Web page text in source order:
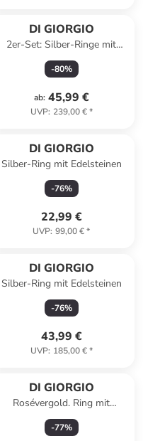
DI GIORGIO
2er-Set: Silber-Ringe mit
Edelsteinen
-80%
ab: 45,99 €
UVP: 239,00 €*
DI GIORGIO
Silber-Ring mit Edelsteinen
-76%
22,99 €
UVP: 99,00 €*
DI GIORGIO
Silber-Ring mit Edelsteinen
-76%
43,99 €
UVP: 185,00 €*
DI GIORGIO
Rosévergold. Ring mit
Edelsteinen
-77%